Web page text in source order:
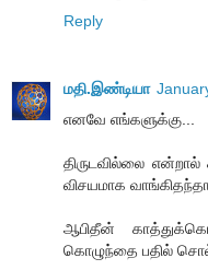
Reply
மதி.இண்டியா
எனவே எங்களுக்கு...
திருடவில்லை என்றால்
விசயமாக
ஆபிதீன்
கொழுந்தை பதில்